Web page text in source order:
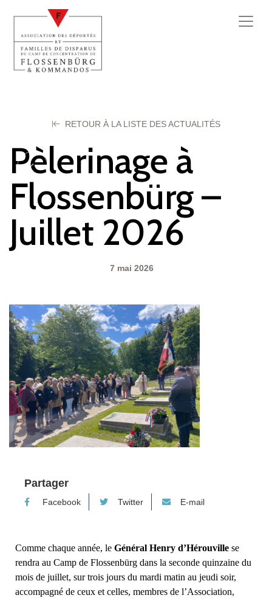
RETOUR À LA LISTE DES ACTUALITÉS
Pèlerinage à
Flossenbürg –
Juillet 2026
7 mai 2026
Partager
Facebook Twitter E-mail
Comme chaque année, le Général Henry d’Hérouville se
rendra au Camp de Flossenbürg dans la seconde quinzaine du
mois de juillet, sur trois jours du mardi matin au jeudi soir,
accompagné de ceux et celles, membres de l’Association,